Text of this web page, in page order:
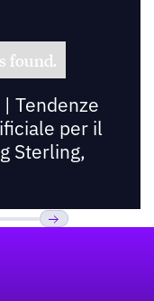
found.
Tendenze
per il
Sterling,